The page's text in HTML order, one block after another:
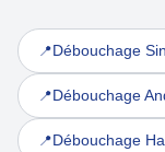
📍Débouchage
📍Débouchage
📍Débouchage